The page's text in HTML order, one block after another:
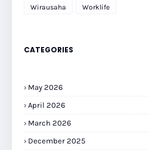
Wirausaha Worklife
CATEGORIES
May 2026
April 2026
March 2026
December 2025